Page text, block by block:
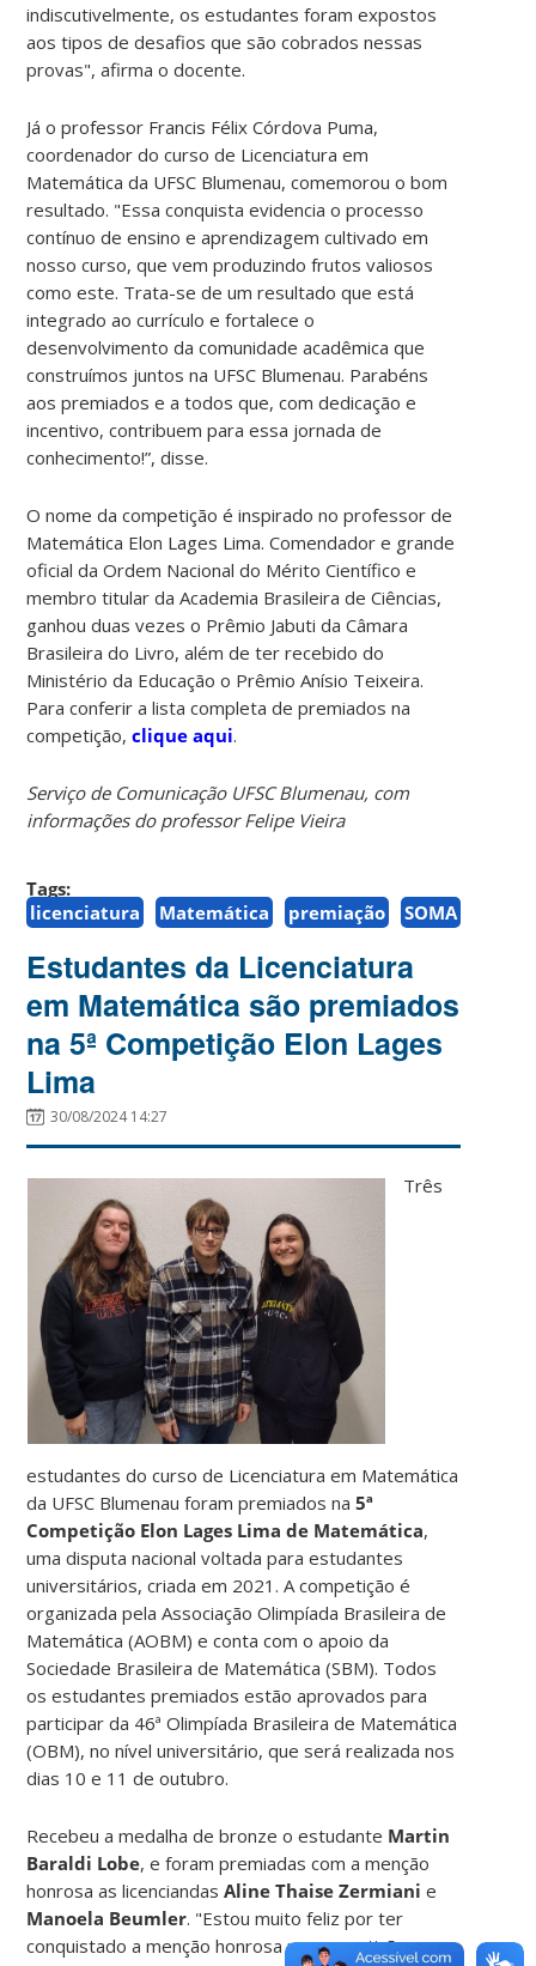
indiscutivelmente, os estudantes foram expostos
aos tipos de desafios que são cobrados nessas
provas", afirma o docente.
Já o professor Francis Félix Córdova Puma,
coordenador do curso de Licenciatura em
Matemática da UFSC Blumenau, comemorou o bom
resultado. "Essa conquista evidencia o processo
contínuo de ensino e aprendizagem cultivado em
nosso curso, que vem produzindo frutos valiosos
como este. Trata-se de um resultado que está
integrado ao currículo e fortalece o
desenvolvimento da comunidade acadêmica que
construímos juntos na UFSC Blumenau. Parabéns
aos premiados e a todos que, com dedicação e
incentivo, contribuem para essa jornada de
conhecimento!”, disse.
O nome da competição é inspirado no professor de
Matemática Elon Lages Lima. Comendador e grande
oficial da Ordem Nacional do Mérito Científico e
membro titular da Academia Brasileira de Ciências,
ganhou duas vezes o Prêmio Jabuti da Câmara
Brasileira do Livro, além de ter recebido do
Ministério da Educação o Prêmio Anísio Teixeira.
Para conferir a lista completa de premiados na
competição,clique aqui.
Serviço de Comunicação UFSC Blumenau, com
informações do professor Felipe Vieira
Tags:
licenciatura
Matemática premiação SOMA
Estudantes da Licenciatura
em Matemática são premiados
na 5ª Competição Elon Lages
Lima
30/08/2024 14:27
Três
estudantes do curso de Licenciatura em Matemática
da UFSC Blumenau foram premiados na5ª
Competição Elon Lages Lima de Matemática,
uma disputa nacional voltada para estudantes
universitários, criada em 2021. A competição é
organizada pela Associação Olimpíada Brasileira de
Matemática (AOBM) e conta com o apoio da
Sociedade Brasileira de Matemática (SBM). Todos
os estudantes premiados estão aprovados para
participar da 46ª Olimpíada Brasileira de Matemática
(OBM), no nível universitário, que será realizada nos
dias 10 e 11 de outubro.
Recebeu a medalha de bronze o estudante Martin
Baraldi Lobe, e foram premiadas com a menção
honrosa as licenciandasAline Thaise Zermiani e
Manoela Beumler. "Estou muito feliz por ter
conquistado a menção honrosa na competição e,